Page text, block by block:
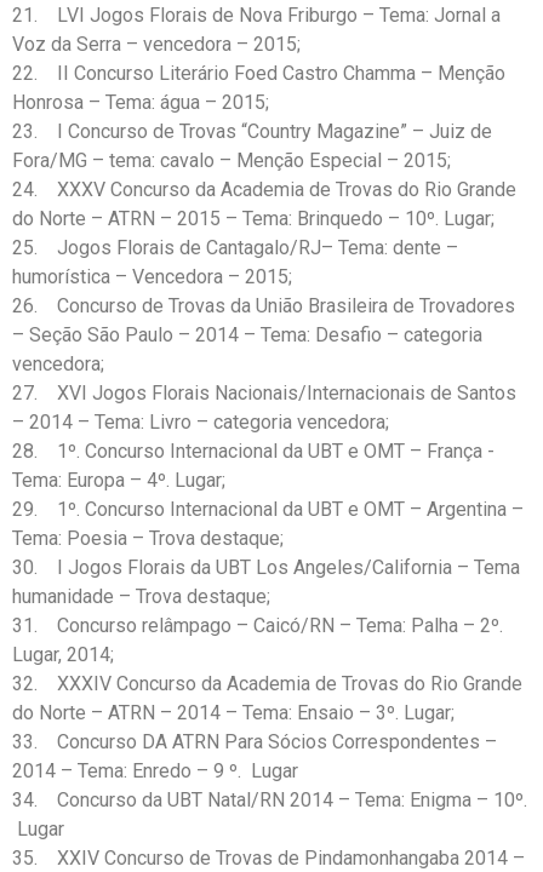
21. LVI Jogos Florais de Nova Friburgo – Tema: Jornal a
Voz da Serra – vencedora – 2015;
22. II Concurso Literário Foed Castro Chamma – Menção
Honrosa – Tema: água – 2015;
23. I Concurso de Trovas “Country Magazine” – Juiz de
Fora/MG – tema: cavalo – Menção Especial – 2015;
24. XXXV Concurso da Academia de Trovas do Rio Grande
do Norte – ATRN – 2015 – Tema: Brinquedo – 10º. Lugar;
25. Jogos Florais de Cantagalo/RJ– Tema: dente –
humorística – Vencedora – 2015;
26. Concurso de Trovas da União Brasileira de Trovadores
– Seção São Paulo – 2014 – Tema: Desafio – categoria
vencedora;
27. XVI Jogos Florais Nacionais/Internacionais de Santos
– 2014 – Tema: Livro – categoria vencedora;
28. 1º. Concurso Internacional da UBT e OMT – França -
Tema: Europa – 4º. Lugar;
29. 1º. Concurso Internacional da UBT e OMT – Argentina –
Tema: Poesia – Trova destaque;
30. I Jogos Florais da UBT Los Angeles/California – Tema
humanidade – Trova destaque;
31. Concurso relâmpago – Caicó/RN – Tema: Palha – 2º.
Lugar, 2014;
32. XXXIV Concurso da Academia de Trovas do Rio Grande
do Norte – ATRN – 2014 – Tema: Ensaio – 3º. Lugar;
33. Concurso DA ATRN Para Sócios Correspondentes –
2014 – Tema: Enredo – 9 º. Lugar
34. Concurso da UBT Natal/RN 2014 – Tema: Enigma – 10º.
Lugar
35. XXIV Concurso de Trovas de Pindamonhangaba 2014 –